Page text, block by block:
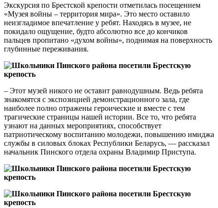
Экскурсия по Брестской крепости отметилась посещением
«Музея войны – территория мира». Это место оставило
неизгладимое впечатление у ребят. Находясь в музее, не
покидало ощущение, будто абсолютно все до кончиков
пальцев пропитано «духом войны», поднимая на поверхность
глубинные переживания.
– Этот музей никого не оставит равнодушным. Ведь ребята
знакомятся с экспозицией демонстрационного зала, где
наиболее полно отражены героические и вместе с тем
трагические страницы нашей истории. Все то, что ребята
узнают на данных мероприятиях, способствует
патриотическому воспитанию молодежи, повышению имиджа
службы в силовых блоках Республики Беларусь, — рассказал
начальник Пинского отдела охраны Владимир Приступа.